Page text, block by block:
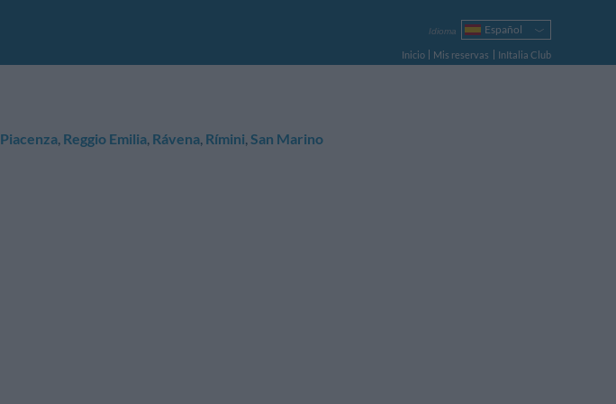
Idioma
Español
Italiano
English
Inicio Mis reservas
InItalia Club
Piacenza, Reggio Emilia, Rávena, Rímini, San Marino